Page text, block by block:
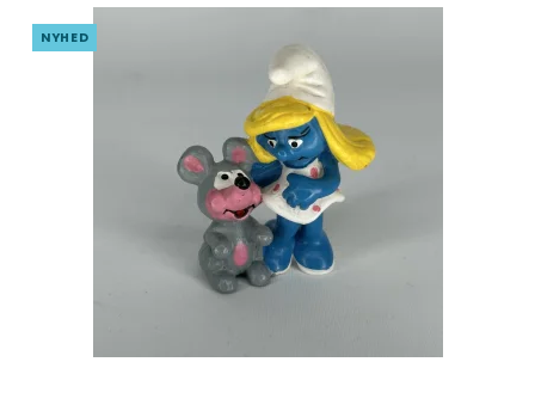
NYHED